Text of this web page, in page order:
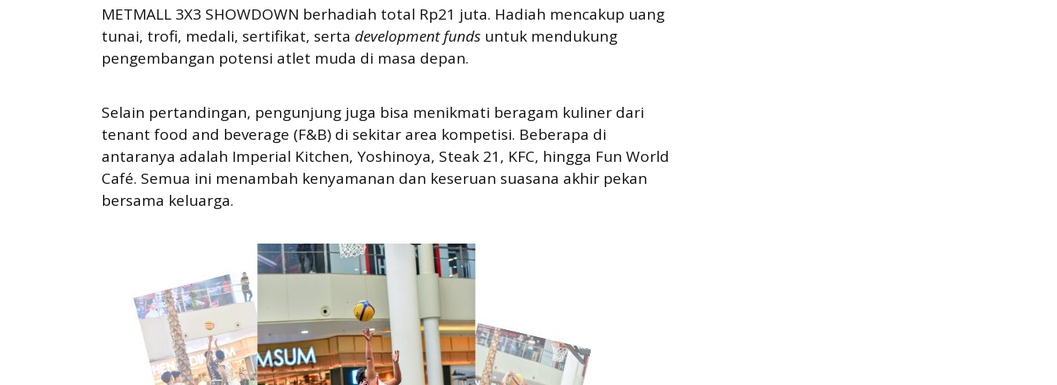
METMALL 3X3 SHOWDOWN berhadiah total Rp21 juta. Hadiah mencakup uang
tunai, trofi, medali, sertifikat, serta development funds untuk mendukung
pengembangan potensi atlet muda di masa depan.
Selain pertandingan, pengunjung juga bisa menikmati beragam kuliner dari
tenant food and beverage (F&B) di sekitar area kompetisi. Beberapa di
antaranya adalah Imperial Kitchen, Yoshinoya, Steak 21, KFC, hingga Fun World
Café. Semua ini menambah kenyamanan dan keseruan suasana akhir pekan
bersama keluarga.